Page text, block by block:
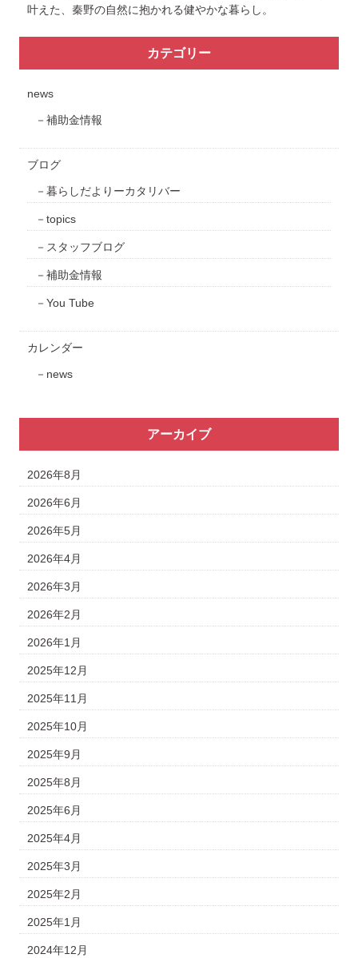
叶えた、秦野の自然に抱かれる健やかな暮らし。
カテゴリー
news
補助金情報
ブログ
暮らしだよりーカタリバー
topics
スタッフブログ
補助金情報
You Tube
カレンダー
news
アーカイブ
2026年8月
2026年6月
2026年5月
2026年4月
2026年3月
2026年2月
2026年1月
2025年12月
2025年11月
2025年10月
2025年9月
2025年8月
2025年6月
2025年4月
2025年3月
2025年2月
2025年1月
2024年12月